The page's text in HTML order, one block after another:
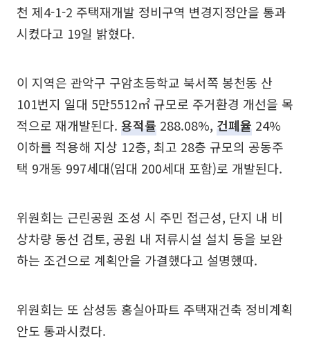
천 제4-1-2 주택재개발 정비구역 변경지정안을 통과
시켰다고 19일 밝혔다.
이 지역은 관악구 구암초등학교 북서쪽 봉천동 산
101번지 일대 5만5512㎡ 규모로 주거환경 개선을 목
적으로 재개발된다. 용적률 288.08%, 건폐율 24%
이하를 적용해 지상 12층, 최고 28층 규모의 공동주
택 9개동 997세대(임대 200세대 포함)로 개발된다.
위원회는 근린공원 조성 시 주민 접근성, 단지 내 비
상차량 동선 검토, 공원 내 저류시설 설치 등을 보완
하는 조건으로 계획안을 가결했다고 설명했따.
위원회는 또 삼성동 홍실아파트 주택재건축 정비계획
안도 통과시켰다.